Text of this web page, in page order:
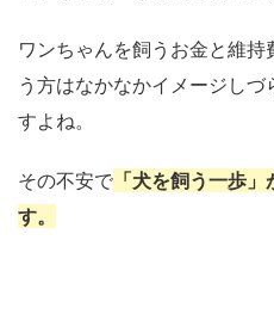
ワンちゃんを飼うお金と維
う方はなかなかイメージし
すよね。
その不安で 「犬を飼う一歩
す。